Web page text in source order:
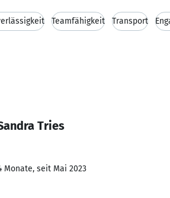
Teamfähigkeit Transport
Tries
Monate, seit Mai 2023